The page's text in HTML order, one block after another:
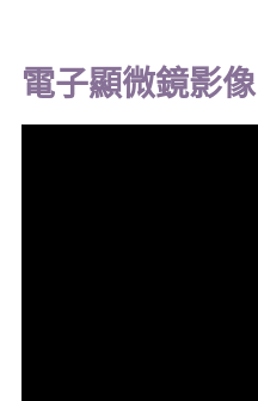
電子顯微鏡影像